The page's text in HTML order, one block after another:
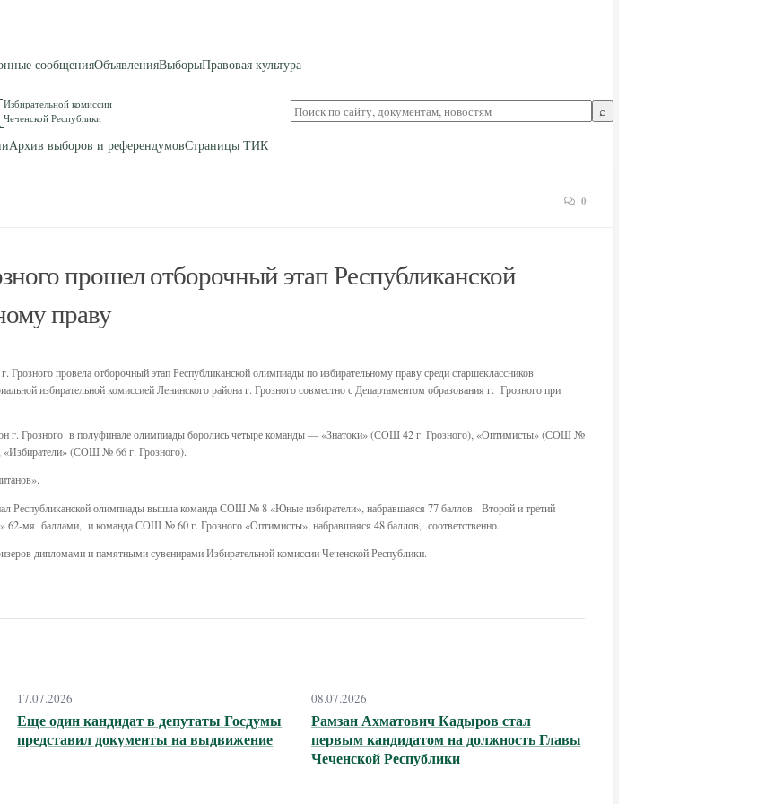
сообщенияОбъявленияВыборыПравовая культура
Избирательной комиссии
Чеченской Республики
Поиск
по
⌕
Архив выборов и референдумовСтраницы ТИК
0
прошел отборочный этап Республиканской
праву
Грозного провела отборочный этап Республиканской олимпиады по избирательному праву среди старшеклассников
избирательной комиссией Ленинского района г. Грозного совместно с Департаментом образования г. Грозного при
г. Грозного в полуфинале олимпиады боролись четыре команды — «Знатоки» (СОШ 42 г. Грозного), «Оптимисты» (СОШ №
«Избиратели» (СОШ № 66 г. Грозного).
Республиканской олимпиады вышла команда СОШ № 8 «Юные избиратели», набравшаяся 77 баллов. Второй и третий
62-мя баллами, и команда СОШ № 60 г. Грозного «Оптимисты», набравшаяся 48 баллов, соответственно.
дипломами и памятными сувенирами Избирательной комиссии Чеченской Республики.
17.07.2026
Еще один кандидат в депутаты Госдумы
представил документы на выдвижение
08.07.2026
Рамзан Ахматович Кадыров стал
первым кандидатом на должность Главы
Чеченской Республики